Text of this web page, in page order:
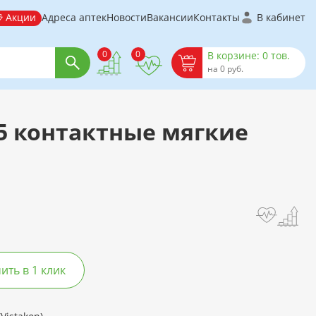
Акции Адреса аптекНовостиВакансииКонтакты В кабинет
0 0 В корзине: 0 тов.
на 0 руб.
контактные мягкие
в 1 клик